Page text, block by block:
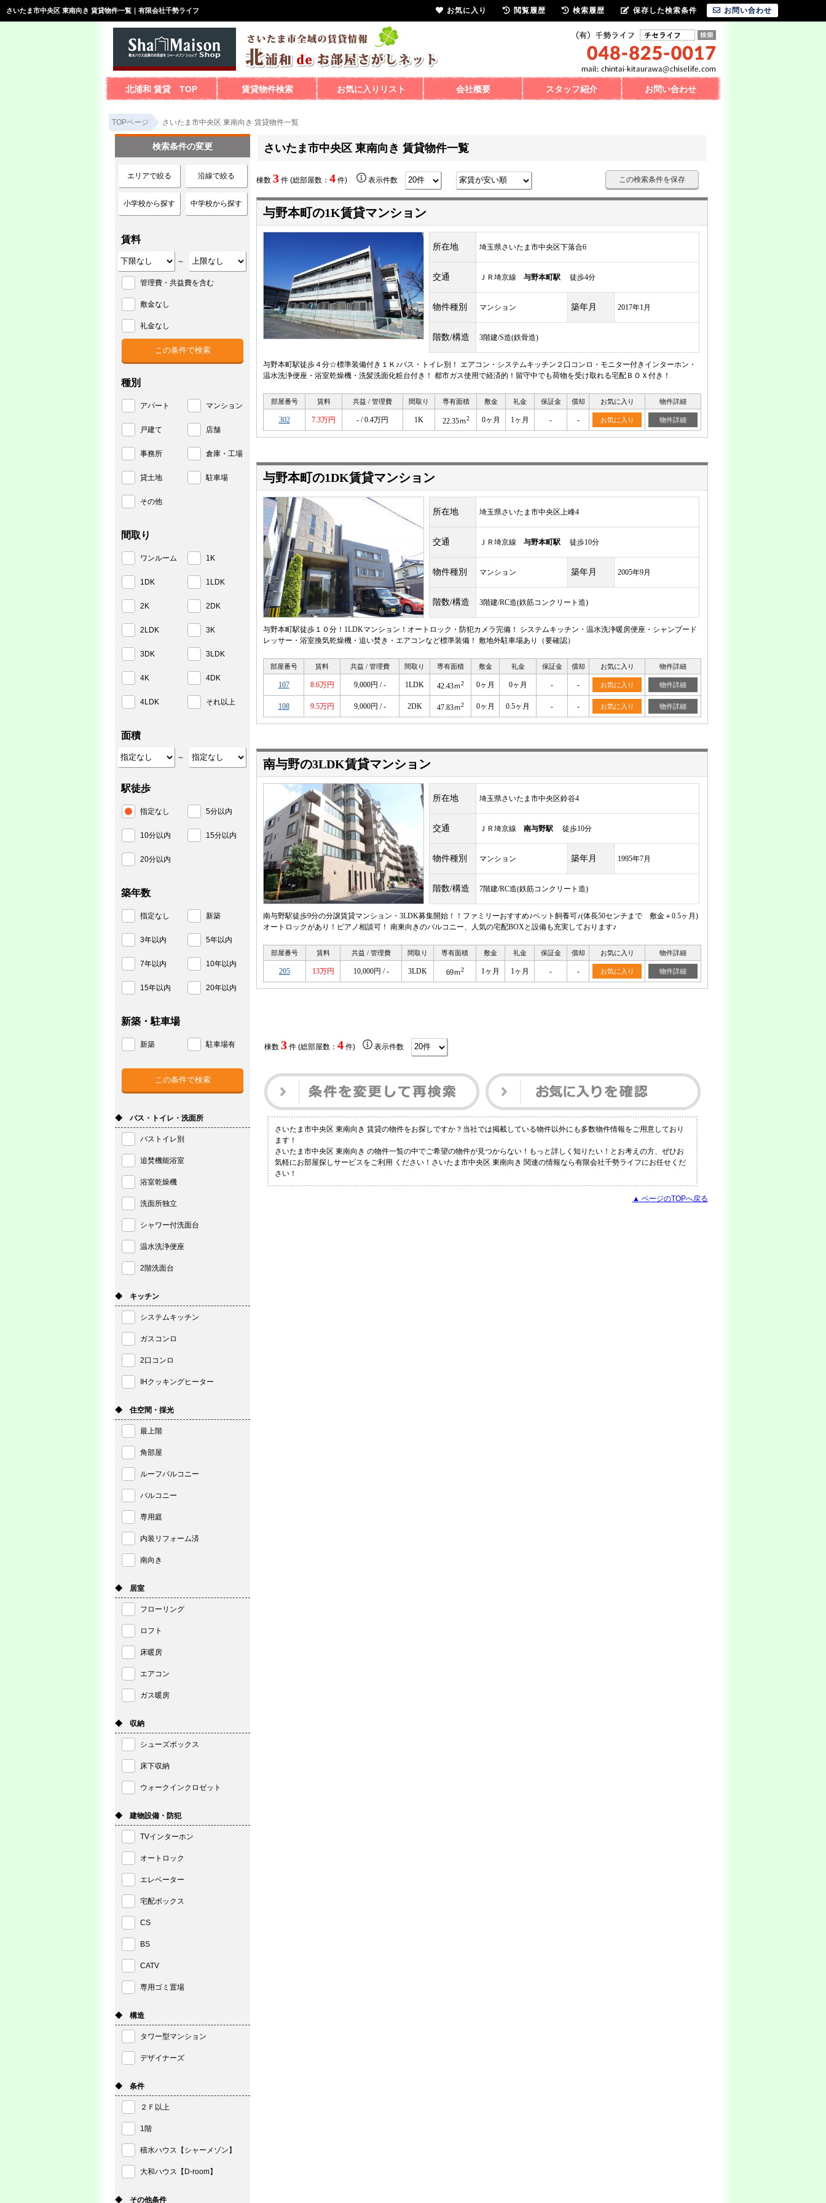
さいたま市中央区 東南向き 賃貸物件一覧｜有限会社千勢ライフ
北浦和 賃貸 TOP 賃貸物件検索 お気に入りリスト 会社概要 スタッフ紹介 お問い合わせ
TOPページ さいたま市中央区 東南向き 賃貸物件一覧
さいたま市中央区 東南向き 賃貸物件一覧
棟数 3 件 (総部屋数： 4 件) 表示件数 この検索条件を保存
与野本町の1K賃貸マンション
所在地 埼玉県さいたま市中央区下落合6
交通 ＪＲ埼京線 与野本町駅 徒歩4分
物件種別 マンション 築年月 2017年1月
階数/構造 3階建/S造(鉄骨造)
与野本町駅徒歩４分☆標準装備付き１Ｋ♪バス・トイレ別！ エアコン・システムキッチン２口コンロ・モニター付きインターホン・
温水洗浄便座・浴室乾燥機・洗髪洗面化粧台付き！ 都市ガス使用で経済的！留守中でも荷物を受け取れる宅配ＢＯＸ付き！
部屋番号 賃料 共益 / 管理費 間取り 専有面積 敷金 礼金 保証金 償却 お気に入り 物件詳細
302 7.3万円 - / 0.4万円 1K 22.35ｍ2 0ヶ月 1ヶ月 - - お気に入り 物件詳細
与野本町の1DK賃貸マンション
所在地 埼玉県さいたま市中央区上峰4
交通 ＪＲ埼京線 与野本町駅 徒歩10分
物件種別 マンション 築年月 2005年9月
階数/構造 3階建/RC造(鉄筋コンクリート造)
与野本町駅徒歩１０分！1LDKマンション！オートロック・防犯カメラ完備！ システムキッチン・温水洗浄暖房便座・シャンプード
レッサー・浴室換気乾燥機・追い焚き・エアコンなど標準装備！ 敷地外駐車場あり（要確認）
部屋番号 賃料 共益 / 管理費 間取り 専有面積 敷金 礼金 保証金 償却 お気に入り 物件詳細
107 8.6万円 9,000円 / - 1LDK 42.43ｍ2 0ヶ月 0ヶ月 - - お気に入り 物件詳細
108 9.5万円 9,000円 / - 2DK 47.83ｍ2 0ヶ月 0.5ヶ月 - - お気に入り 物件詳細
南与野の3LDK賃貸マンション
所在地 埼玉県さいたま市中央区鈴谷4
交通 ＪＲ埼京線 南与野駅 徒歩10分
物件種別 マンション 築年月 1995年7月
階数/構造 7階建/RC造(鉄筋コンクリート造)
南与野駅徒歩9分の分譲賃貸マンション・3LDK募集開始！！ファミリーおすすめ♪ペット飼養可♪(体長50センチまで 敷金＋0.5ヶ月)
オートロックがあり！ピアノ相談可！ 南東向きのバルコニー、人気の宅配BOXと設備も充実しております♪
部屋番号 賃料 共益 / 管理費 間取り 専有面積 敷金 礼金 保証金 償却 お気に入り 物件詳細
205 13万円 10,000円 / - 3LDK 69ｍ2 1ヶ月 1ヶ月 - - お気に入り 物件詳細
棟数 3件 (総部屋数： 4件) 表示件数
さいたま市中央区 東南向き 賃貸の物件をお探しですか？当社では掲載している物件以外にも多数物件情報をご用意しており
ます！
さいたま市中央区 東南向き の物件一覧の中でご希望の物件が見つからない！もっと詳しく知りたい！とお考えの方、ぜひお
気軽にお部屋探しサービスをご利用 ください！さいたま市中央区 東南向き 関連の情報なら有限会社千勢ライフにお任せくだ
さい！
▲ ページのTOPへ戻る
検索条件の変更
エリアで絞る 沿線で絞る
小学校から探す 中学校から探す
賃料
～
管理費・共益費を含む
敷金なし
礼金なし
種別
アパート マンション
戸建て 店舗
事務所 倉庫・工場
貸土地 駐車場
その他
間取り
ワンルーム 1K
1DK 1LDK
2K 2DK
2LDK 3K
3DK 3LDK
4K 4DK
4LDK それ以上
面積
～
駅徒歩
指定なし 5分以内
10分以内 15分以内
20分以内
築年数
指定なし 新築
3年以内 5年以内
7年以内 10年以内
15年以内 20年以内
新築・駐車場
新築 駐車場有
◆ バス・トイレ・洗面所
バストイレ別
追焚機能浴室
浴室乾燥機
洗面所独立
シャワー付洗面台
温水洗浄便座
2階洗面台
◆ キッチン
システムキッチン
ガスコンロ
2口コンロ
IHクッキングヒーター
◆ 住空間・採光
最上階
角部屋
ルーフバルコニー
バルコニー
専用庭
内装リフォーム済
南向き
◆ 居室
フローリング
ロフト
床暖房
エアコン
ガス暖房
◆ 収納
シューズボックス
床下収納
ウォークインクロゼット
◆ 建物設備・防犯
TVインターホン
オートロック
エレベーター
宅配ボックス
CS
BS
CATV
専用ゴミ置場
◆ 構造
タワー型マンション
デザイナーズ
◆ 条件
２Ｆ以上
1階
積水ハウス【シャーメゾン】
大和ハウス【D-room】
◆ その他条件
お気に入り 閲覧履歴 検索履歴 保存した検索条件 お問い合わせ